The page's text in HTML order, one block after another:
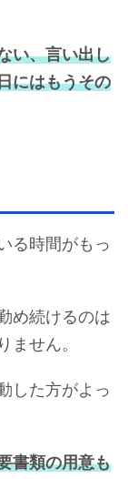
い、言い出し
にはもうその
る時間がもっ
め続けるのは
ません。
した方がよっ
書類の用意も